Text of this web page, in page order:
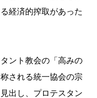
経済的搾取があった
ント教会の「高みの
される統一協会の宗
出し、プロテスタン